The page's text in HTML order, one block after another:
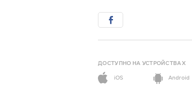
ДОСТУПНО НА УСТРОЙСТВАХ
iOS
Android